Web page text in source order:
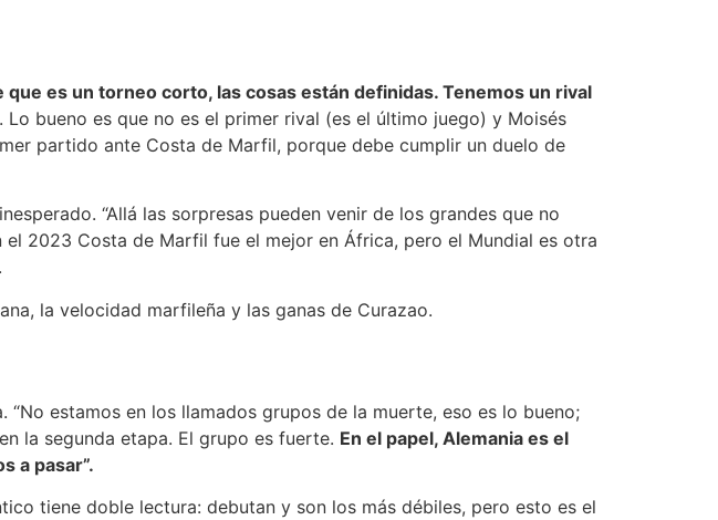
que es un torneo corto, las cosas están definidas. Tenemos un rival
bueno es que no es el primer rival (es el último juego) y Moisés
partido ante Costa de Marfil, porque debe cumplir un duelo de
“Allá las sorpresas pueden venir de los grandes que no
el 2023 Costa de Marfil fue el mejor en África, pero el Mundial es otra
la velocidad marfileña y las ganas de Curazao.
estamos en los llamados grupos de la muerte, eso es lo bueno;
la segunda etapa. El grupo es fuerte. En el papel, Alemania es el
a pasar”.
tiene doble lectura: debutan y son los más débiles, pero esto es el